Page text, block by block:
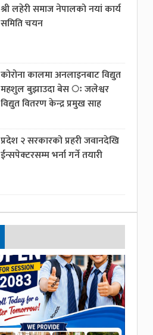
श्री लहेरी समाज नेपालको नयां कार्य
समिति चयन
कोरोना कालमा अनलाइनबाट विद्युत
महशुल बुझाउदा बेस ः जलेश्वर
विद्युत वितरण केन्द्र प्रमुख साह
प्रदेश २ सरकारको प्रहरी जवानदेखि
ईन्सपेक्टरसम्म भर्ना गर्ने तयारी